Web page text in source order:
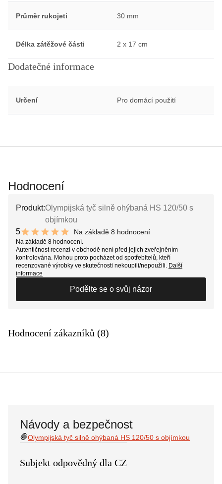
Průměr rukojeti 30 mm
Délka zátěžové části 2 x 17 cm
Dodatečné informace
Určení Pro domácí použití
Hodnocení
Produkt:Olympijská tyč silně ohýbaná HS 120/50 s
objímkou
5
10 out of 10 stars
Na základě 8 hodnocení
Na základě 8 hodnocení.
Autentičnost recenzí v obchodě není před jejich zveřejněním
kontrolována. Mohou proto pocházet od spotřebitelů, kteří
recenzované výrobky ve skutečnosti nekoupili/nepoužili. Další
informace
Podělte se o svůj názor
Hodnocení zákazníků (8)
Návody a bezpečnost
Olympijská tyč silně ohýbaná HS 120/50 s objímkou
Subjekt odpovědný dla CZ